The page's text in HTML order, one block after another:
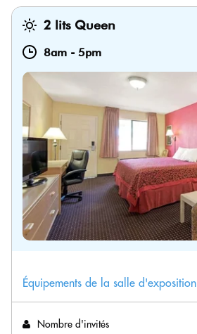
2 lits Queen
8am - 5pm
Équipements de la salle d'exposition
Nombre d'invités